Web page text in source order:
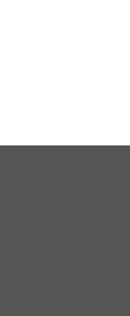
最新版をリリー
け最新版をリリ